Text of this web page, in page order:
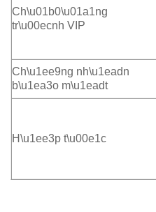
Ch\u01b0\u01a1ng
tr\u00ecnh VIP
Ch\u1ee9ng nh\u1eadn
b\u1ea3o m\u1eadt
H\u1ee3p t\u00e1c